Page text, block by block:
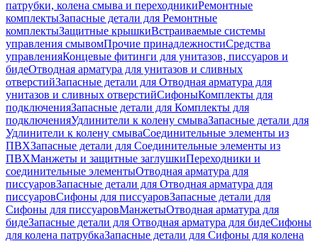
патрубки, колена смыва и переходникиРемонтные
комплектыЗапасные детали для Ремонтные
комплектыЗащитные крышкиВстраиваемые системы
управления смывомПрочие принадлежностиСредства
управленияКонцевые фитинги для унитазов, писсуаров и
бидеОтводная арматура для унитазов и сливных
отверстийЗапасные детали для Отводная арматура для
унитазов и сливных отверстийСифоныКомплекты для
подключенияЗапасные детали для Комплекты для
подключенияУдлинители к колену смываЗапасные детали для
Удлинители к колену смываСоединительные элементы из
ПВХЗапасные детали для Соединительные элементы из
ПВХМанжеты и защитные заглушкиПереходники и
соединительные элементыОтводная арматура для
писсуаровЗапасные детали для Отводная арматура для
писсуаровCифоны для писсуаровЗапасные детали для
Cифоны для писсуаровМанжетыОтводная арматура для
бидеЗапасные детали для Отводная арматура для бидеСифоны
для колена патрубкаЗапасные детали для Сифоны для колена